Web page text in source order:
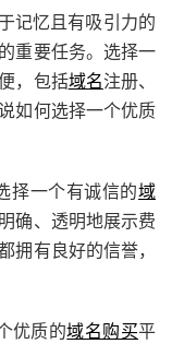
记忆且有吸引力的
重要任务。选择一
，包括域名注册、
如何选择一个优质
择一个有诚信的域
确、透明地展示费
拥有良好的信誉，
优质的域名购买平